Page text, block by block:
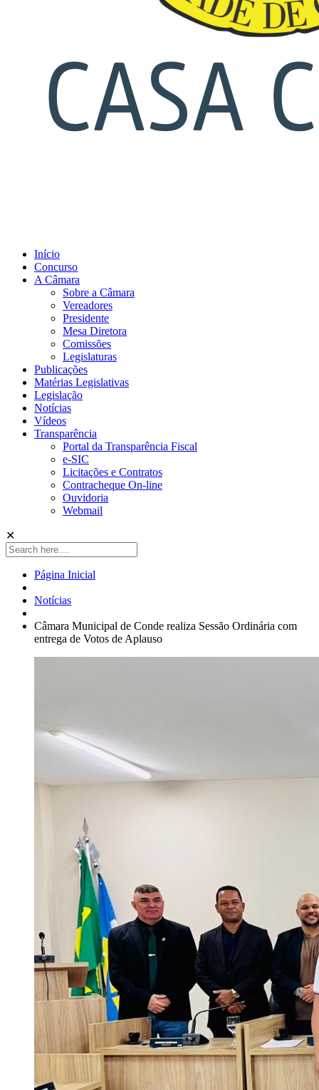
Início
Concurso
A Câmara
Sobre a Câmara
Vereadores
Presidente
Mesa Diretora
Comissões
Legislaturas
Publicações
Matérias Legislativas
Legislação
Notícias
Vídeos
Transparência
Portal da Transparência Fiscal
e-SIC
Licitações e Contratos
Contracheque On-line
Ouvidoria
Webmail
✕
Página Inicial
Notícias
Câmara Municipal de Conde realiza Sessão Ordinária com
entrega de Votos de Aplauso